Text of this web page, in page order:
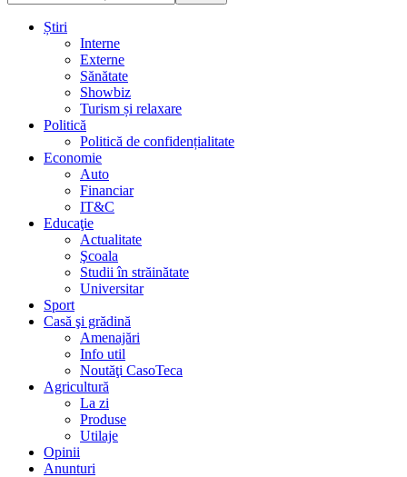
Știri
Interne
Externe
Sănătate
Showbiz
Turism și relaxare
Politică
Politică de confidențialitate
Economie
Auto
Financiar
IT&C
Educaţie
Actualitate
Şcoala
Studii în străinătate
Universitar
Sport
Casă şi grădină
Amenajări
Info util
Noutăţi CasoTeca
Agricultură
La zi
Produse
Utilaje
Opinii
Anunturi